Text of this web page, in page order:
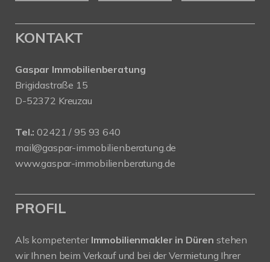
KONTAKT
Gaspar Immobilienberatung
Brigidastraße 15
D-52372 Kreuzau
Tel.: 02421 / 95 93 640
mail@gaspar-immobilienberatung.de
www.gaspar-immobilienberatung.de
PROFIL
Als kompetenter Immobilienmakler in Düren stehen
wir Ihnen beim Verkauf und bei der Vermietung Ihrer